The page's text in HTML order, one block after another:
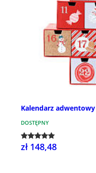
Kalendarz
DOSTĘPNY
zł 148,48